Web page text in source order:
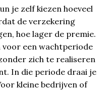
je zelf kiezen hoeveel
de verzekering
hoe lager de premie.
voor een wachtperiode
zich te realiseren
In die periode draai je
kleine bedrijven of